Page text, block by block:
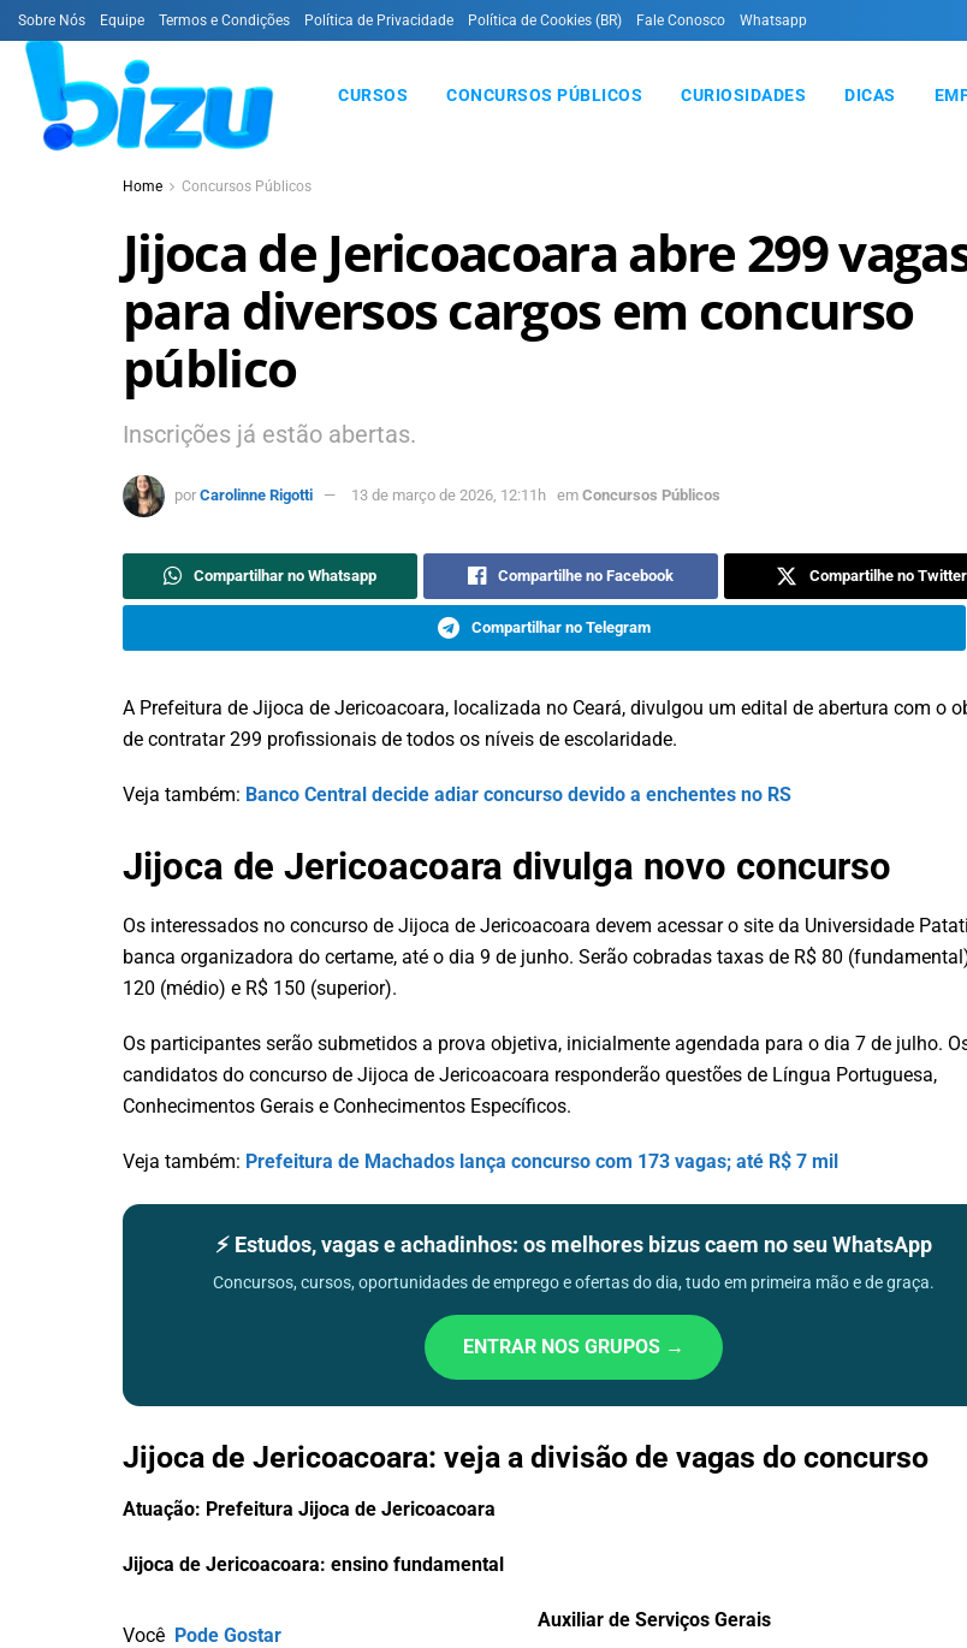
Sobre Nós Equipe Termos e Condições Política de Privacidade Política de Cookies (BR) Fale Conosco Whatsapp
CURSOS CONCURSOS PÚBLICOS CURIOSIDADES DICAS
Home Concursos Públicos
Jijoca de Jericoacoara abre 299
para diversos cargos em concurso
público
Inscrições já estão abertas.
por Carolinne Rigotti 13 de março de 2026, 12:11h em Concursos Públicos
Compartilhar no Whatsapp Compartilhe no Facebook Compartilhe no Twitter
Compartilhar no Telegram
A Prefeitura de Jijoca de Jericoacoara, localizada no Ceará, divulgou um edital de abertura com o
de contratar 299 profissionais de todos os níveis de escolaridade.
Veja também: Banco Central decide adiar concurso devido a enchentes no RS
Jijoca de Jericoacoara divulga novo concurso
Os interessados no concurso de Jijoca de Jericoacoara devem acessar o site da Universidade
banca organizadora do certame, até o dia 9 de junho. Serão cobradas taxas de R$ 80
120 (médio) e R$ 150 (superior).
Os participantes serão submetidos a prova objetiva, inicialmente agendada para o dia 7 de julho.
candidatos do concurso de Jijoca de Jericoacoara responderão questões de Língua Portuguesa,
Conhecimentos Gerais e Conhecimentos Específicos.
Veja também: Prefeitura de Machados lança concurso com 173 vagas; até R$ 7 mil
⚡ Estudos, vagas e achadinhos: os melhores bizus caem no seu WhatsApp
Concursos, cursos, oportunidades de emprego e ofertas do dia, tudo em primeira mão e de graça.
ENTRAR NOS GRUPOS →
Jijoca de Jericoacoara: veja a divisão de vagas do concurso
Atuação: Prefeitura Jijoca de Jericoacoara
Jijoca de Jericoacoara: ensino fundamental
Você Pode Gostar
Auxiliar de Serviços Gerais